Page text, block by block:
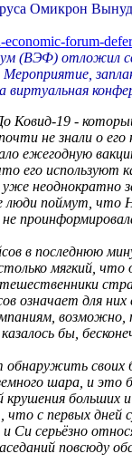
Омикрон
forum-
(ВЭФ) отложил
Ковид-19 -
не знали о его
ежегодную
его используют
неоднократно
поймут, что
в последнюю
мягкий, что
означает для
бы,
своих
земного шара, и
больших
с первых дней
Си серьёзно